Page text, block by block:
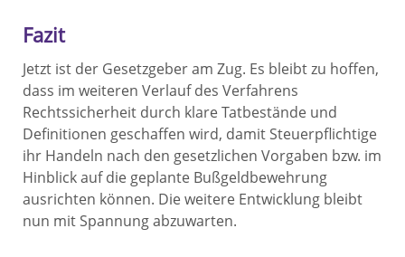
Fazit
Jetzt ist der Gesetzgeber am Zug. Es bleibt zu hoffen,
dass im weiteren Verlauf des Verfahrens
Rechtssicherheit durch klare Tatbestände und
Definitionen geschaffen wird, damit Steuerpflichtige
ihr Handeln nach den gesetzlichen Vorgaben bzw. im
Hinblick auf die geplante Bußgeldbewehrung
ausrichten können. Die weitere Entwicklung bleibt
nun mit Spannung abzuwarten.